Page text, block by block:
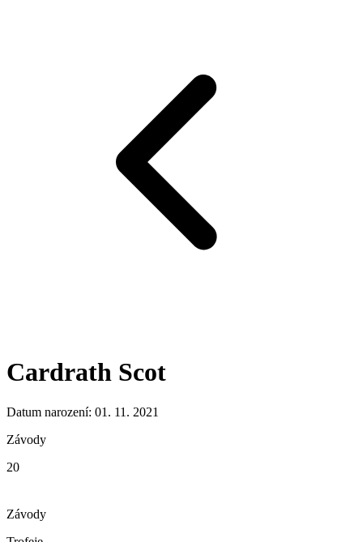
Cardrath Scot
Datum narození: 01. 11. 2021
Závody
20
Závody